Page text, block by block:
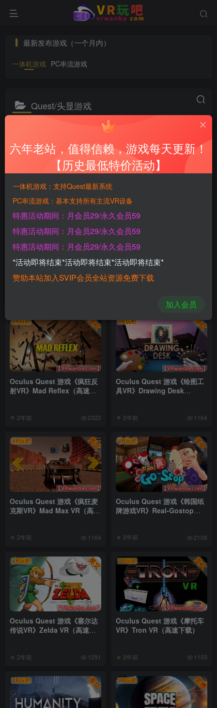
最新发布游戏（一个月内）
一体机游戏 PC串流游戏
Quest/头显游戏
VR游戏分类 Quest/头显游戏 Steam/串流游戏
360°全景/3D电
冒险/动作 射击/弓箭 体育/音乐 恐怖/解谜
排序
更新 发布 浏览 评论
Oculus Quest 游戏《射击场
速下载）
Oculus Quest 游戏《包围
Oculus Quest 游戏《疯狂反
射VR》Mad Reflex（高速下
2年前 2322
Oculus Quest 游戏《绘图工
具VR》Drawing Desk
2年前 1164
Oculus Quest 游戏《疯狂麦
克斯VR》Mad Max VR（高速
2年前 1164
Oculus Quest 游戏《韩国纸
牌游戏VR》Real-Gostop
2年前 2109
Oculus Quest 游戏《塞尔达
传说VR》Zelda VR（高速下
2年前 1291
Oculus Quest 游戏《摩托车
VR》Tron VR（高速下载）
2年前 1159
六年老站，值得信赖，游戏每天更新！
【历史最低特价活动】
一体机游戏：支持Quest最新系统
PC串流游戏：基本支持所有主流VR设备
特惠活动期间：月会员29/永久会员59
特惠活动期间：月会员29/永久会员59
特惠活动期间：月会员29/永久会员59
*活动即将结束*活动即将结束*活动即将结束*
赞助本站加入SVIP会员全站资源免费下载
加入会员